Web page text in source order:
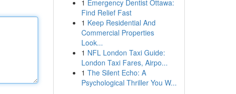
1 Emergency Dentist Ottawa:
Find Relief Fast
1 Keep Residential And
Commercial Properties
Look...
1 NFL London Taxi Guide:
London Taxi Fares, Airpo...
1 The Silent Echo: A
Psychological Thriller You W...